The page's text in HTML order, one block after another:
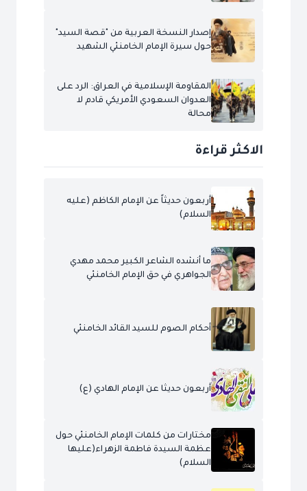
إصدار النسخة العربية من "قصة السيد"
حول سيرة الإمام الخامنئي الشهيد
المقاومة الإسلامية في العراق: الرد على
العدوان السعودي الأمريكي قادم لا
محالة
الاكثر قراءة
أربعون حديثاً عن الإمام الكاظم (عليه
السلام)
ما أنشده الشاعر الكبير محمد مهدي
الجواهري في حق الإمام الخامنئي
أحكام الصوم للسيد القائد الخامنئي
أربعون حديثا عن الإمام الهادي (ع)
مختارات من كلمات الإمام الخامنئي حول
عظمة السيدة فاطمة الزهراء(عليها
السلام)